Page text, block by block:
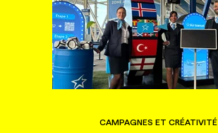
CAMPAGNES ET CRÉATIVITÉ